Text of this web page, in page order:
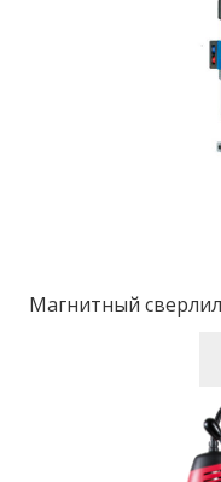
Магнитный